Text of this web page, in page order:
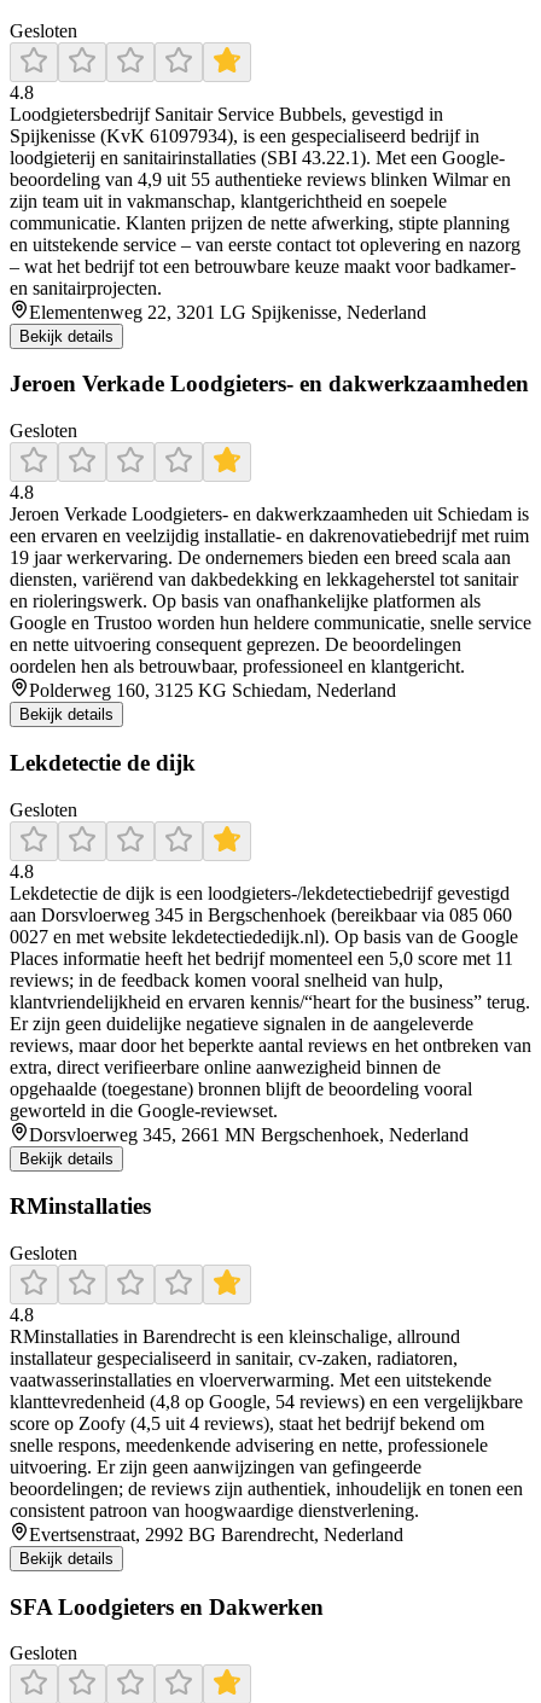
Gesloten
4.8
Loodgietersbedrijf Sanitair Service Bubbels, gevestigd in
Spijkenisse (KvK 61097934), is een gespecialiseerd bedrijf in
loodgieterij en sanitairinstallaties (SBI 43.22.1). Met een Google-
beoordeling van 4,9 uit 55 authentieke reviews blinken Wilmar en
zijn team uit in vakmanschap, klantgerichtheid en soepele
communicatie. Klanten prijzen de nette afwerking, stipte planning
en uitstekende service – van eerste contact tot oplevering en nazorg
– wat het bedrijf tot een betrouwbare keuze maakt voor badkamer-
en sanitairprojecten.
Elementenweg 22, 3201 LG Spijkenisse, Nederland
Bekijk details
Jeroen Verkade Loodgieters- en dakwerkzaamheden
Gesloten
4.8
Jeroen Verkade Loodgieters‑ en dakwerkzaamheden uit Schiedam is
een ervaren en veelzijdig installatie- en dakrenovatiebedrijf met ruim
19 jaar werkervaring. De ondernemers bieden een breed scala aan
diensten, variërend van dakbedekking en lekkageherstel tot sanitair
en rioleringswerk. Op basis van onafhankelijke platformen als
Google en Trustoo worden hun heldere communicatie, snelle service
en nette uitvoering consequent geprezen. De beoordelingen
oordelen hen als betrouwbaar, professioneel en klantgericht.
Polderweg 160, 3125 KG Schiedam, Nederland
Bekijk details
Lekdetectie de dijk
Gesloten
4.8
Lekdetectie de dijk is een loodgieters-/lekdetectiebedrijf gevestigd
aan Dorsvloerweg 345 in Bergschenhoek (bereikbaar via 085 060
0027 en met website lekdetectiededijk.nl). Op basis van de Google
Places informatie heeft het bedrijf momenteel een 5,0 score met 11
reviews; in de feedback komen vooral snelheid van hulp,
klantvriendelijkheid en ervaren kennis/“heart for the business” terug.
Er zijn geen duidelijke negatieve signalen in de aangeleverde
reviews, maar door het beperkte aantal reviews en het ontbreken van
extra, direct verifieerbare online aanwezigheid binnen de
opgehaalde (toegestane) bronnen blijft de beoordeling vooral
geworteld in die Google-reviewset.
Dorsvloerweg 345, 2661 MN Bergschenhoek, Nederland
Bekijk details
RMinstallaties
Gesloten
4.8
RMinstallaties in Barendrecht is een kleinschalige, allround
installateur gespecialiseerd in sanitair, cv‑zaken, radiatoren,
vaatwasserinstallaties en vloerverwarming. Met een uitstekende
klanttevredenheid (4,8 op Google, 54 reviews) en een vergelijkbare
score op Zoofy (4,5 uit 4 reviews), staat het bedrijf bekend om
snelle respons, meedenkende advisering en nette, professionele
uitvoering. Er zijn geen aanwijzingen van gefingeerde
beoordelingen; de reviews zijn authentiek, inhoudelijk en tonen een
consistent patroon van hoogwaardige dienstverlening.
Evertsenstraat, 2992 BG Barendrecht, Nederland
Bekijk details
SFA Loodgieters en Dakwerken
Gesloten